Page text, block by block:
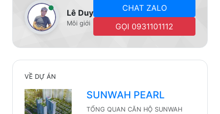
Lê Duy
Môi giới
CHAT ZALO
GỌI 0931101112
VỀ DỰ ÁN
SUNWAH PEARL
TỔNG QUAN CĂN HỘ SUNWAH